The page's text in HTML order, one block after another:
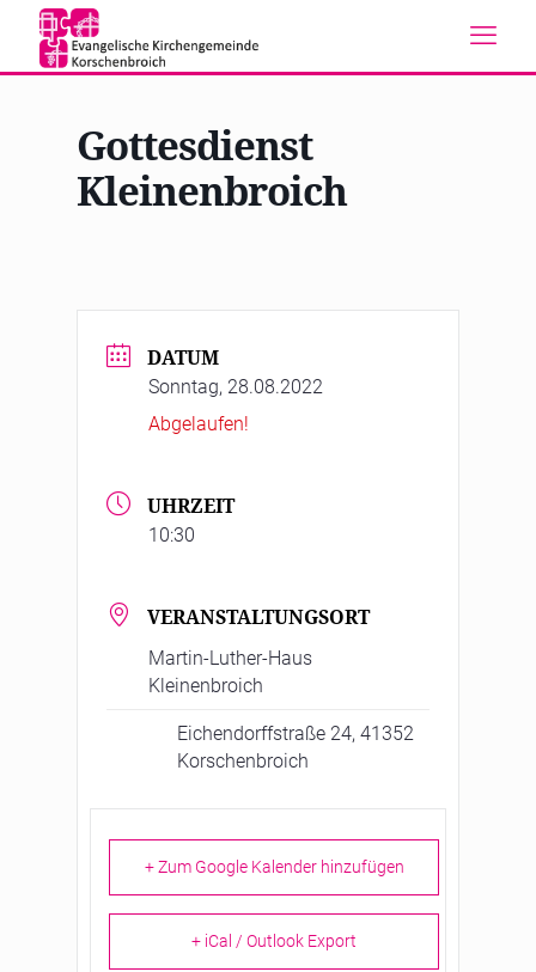
Gottesdienst
Kleinenbroich
DATUM
Sonntag, 28.08.2022
Abgelaufen!
UHRZEIT
10:30
VERANSTALTUNGSORT
Martin-Luther-Haus
Kleinenbroich
Eichendorffstraße 24, 41352
Korschenbroich
+ Zum Google Kalender hinzufügen
+ iCal / Outlook Export